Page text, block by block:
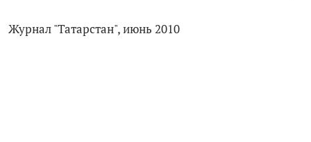
Журнал "Татарстан", июнь 2010